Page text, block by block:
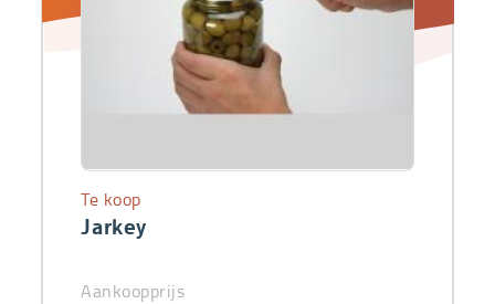
Jarkey
Te koop
Aankoopprijs